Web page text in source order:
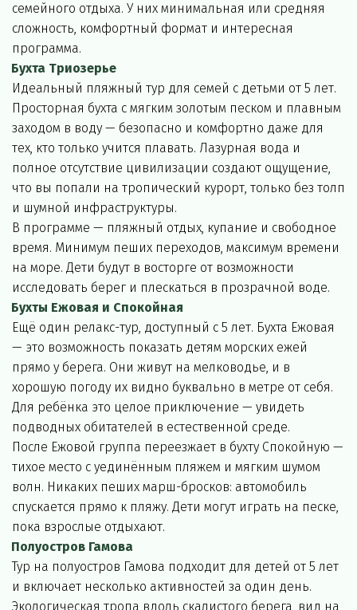
семейного отдыха. У них минимальная или средняя
сложность, комфортный формат и интересная
программа.
Бухта Триозерье
Идеальный пляжный тур для семей с детьми от 5 лет.
Просторная бухта с мягким золотым песком и плавным
заходом в воду — безопасно и комфортно даже для
тех, кто только учится плавать. Лазурная вода и
полное отсутствие цивилизации создают ощущение,
что вы попали на тропический курорт, только без толп
и шумной инфраструктуры.
В программе — пляжный отдых, купание и свободное
время. Минимум пеших переходов, максимум времени
на море. Дети будут в восторге от возможности
исследовать берег и плескаться в прозрачной воде.
Бухты Ежовая и Спокойная
Ещё один релакс-тур, доступный с 5 лет. Бухта Ежовая
— это возможность показать детям морских ежей
прямо у берега. Они живут на мелководье, и в
хорошую погоду их видно буквально в метре от себя.
Для ребёнка это целое приключение — увидеть
подводных обитателей в естественной среде.
После Ежовой группа переезжает в бухту Спокойную —
тихое место с уединённым пляжем и мягким шумом
волн. Никаких пеших марш-бросков: автомобиль
спускается прямо к пляжу. Дети могут играть на песке,
пока взрослые отдыхают.
Полуостров Гамова
Тур на полуостров Гамова подходит для детей от 5 лет
и включает несколько активностей за один день.
Экологическая тропа вдоль скалистого берега, вид на